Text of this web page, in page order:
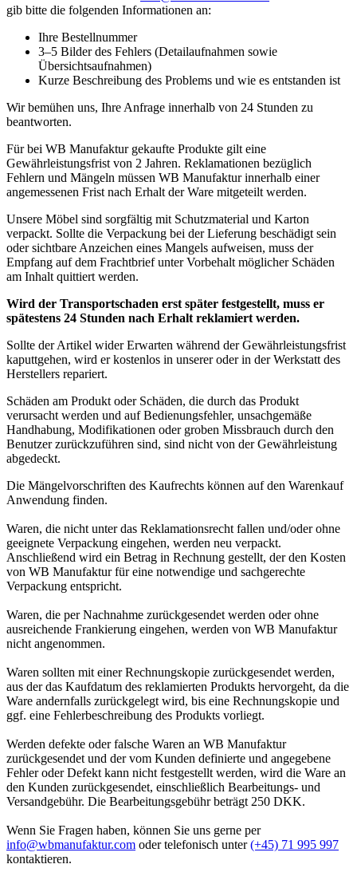
gib bitte die folgenden Informationen an:
Ihre Bestellnummer
3–5 Bilder des Fehlers (Detailaufnahmen sowie
Übersichtsaufnahmen)
Kurze Beschreibung des Problems und wie es entstanden ist
Wir bemühen uns, Ihre Anfrage innerhalb von 24 Stunden zu
beantworten.
Für bei WB Manufaktur gekaufte Produkte gilt eine
Gewährleistungsfrist von 2 Jahren. Reklamationen bezüglich
Fehlern und Mängeln müssen WB Manufaktur innerhalb einer
angemessenen Frist nach Erhalt der Ware mitgeteilt werden.
Unsere Möbel sind sorgfältig mit Schutzmaterial und Karton
verpackt. Sollte die Verpackung bei der Lieferung beschädigt sein
oder sichtbare Anzeichen eines Mangels aufweisen, muss der
Empfang auf dem Frachtbrief unter Vorbehalt möglicher Schäden
am Inhalt quittiert werden.
Wird der Transportschaden erst später festgestellt, muss er
spätestens 24 Stunden nach Erhalt reklamiert werden.
Sollte der Artikel wider Erwarten während der Gewährleistungsfrist
kaputtgehen, wird er kostenlos in unserer oder in der Werkstatt des
Herstellers repariert.
Schäden am Produkt oder Schäden, die durch das Produkt
verursacht werden und auf Bedienungsfehler, unsachgemäße
Handhabung, Modifikationen oder groben Missbrauch durch den
Benutzer zurückzuführen sind, sind nicht von der Gewährleistung
abgedeckt.
Die Mängelvorschriften des Kaufrechts können auf den Warenkauf
Anwendung finden.
Waren, die nicht unter das Reklamationsrecht fallen und/oder ohne
geeignete Verpackung eingehen, werden neu verpackt.
Anschließend wird ein Betrag in Rechnung gestellt, der den Kosten
von WB Manufaktur für eine notwendige und sachgerechte
Verpackung entspricht.
Waren, die per Nachnahme zurückgesendet werden oder ohne
ausreichende Frankierung eingehen, werden von WB Manufaktur
nicht angenommen.
Waren sollten mit einer Rechnungskopie zurückgesendet werden,
aus der das Kaufdatum des reklamierten Produkts hervorgeht, da die
Ware andernfalls zurückgelegt wird, bis eine Rechnungskopie und
ggf. eine Fehlerbeschreibung des Produkts vorliegt.
Werden defekte oder falsche Waren an WB Manufaktur
zurückgesendet und der vom Kunden definierte und angegebene
Fehler oder Defekt kann nicht festgestellt werden, wird die Ware an
den Kunden zurückgesendet, einschließlich Bearbeitungs- und
Versandgebühr. Die Bearbeitungsgebühr beträgt 250 DKK.
Wenn Sie Fragen haben, können Sie uns gerne per
info@wbmanufaktur.com oder telefonisch unter(+45) 71 995 997
kontaktieren.